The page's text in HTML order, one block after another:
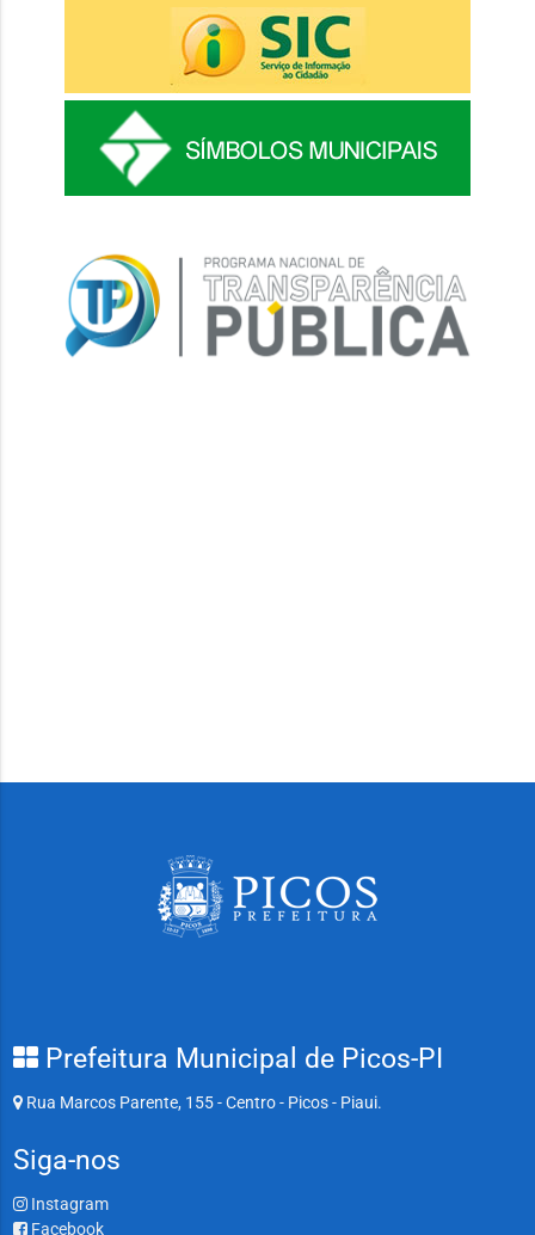
Prefeitura Municipal de Picos-PI
Rua Marcos Parente, 155 - Centro - Picos - Piaui.
Siga-nos
Instagram
Facebook